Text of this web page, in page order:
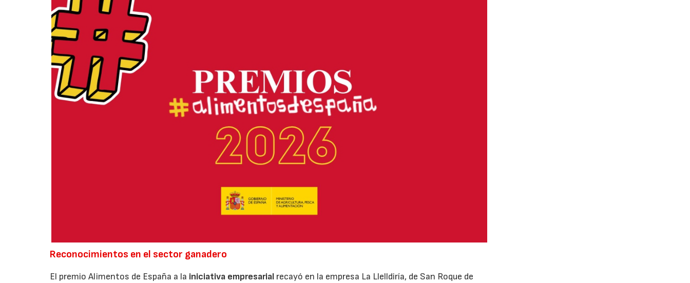
Reconocimientos en el sector ganadero
El premio Alimentos de España a la iniciativa empresarial recayó en la empresa La Llelldiría, de San Roque de